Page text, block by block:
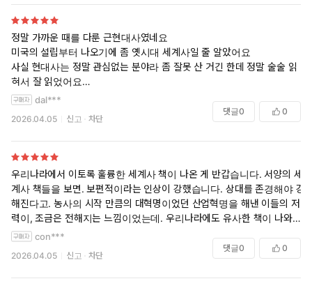
정말 가까운 때를 다룬 근현대사였네요
미국의 설립부터 나오기에 좀 옛시대 세계사일 줄 알았어요
사실 현대사는 정말 관심없는 분야라 좀 잘못 산 거긴 한데 정말 술술 읽
혀서 잘 읽었어요
강의처럼 설명하는 말투가 좋더라고요
근래처럼 전쟁이 터지고 주가에 물린 게 많아 세계 정황 기사를 봐도 이해
안 될 때가 많았는데 조금 이해할 수 있을 거 같아요
dal***
2026.04.05 신고 차단
댓글0 0
우리나라에서 이토록 훌륭한 세계사 책이 나온 게 반갑습니다. 서양의 세
계사 책들을 보면. 보편적이라는 인상이 강했습니다. 상대를 존경해야 강
해진다고. 농사의 시작 만큼의 대혁명이었던 산업혁명을 해낸 이들의 저
력이, 조금은 전해지는 느낌이었는데. 우리나라에도 유사한 책이 나와서.
정말 다행입니다. 서양의 세계사와. 우리 나라에서 쓴 세계사와 비교하는
것 만으로도 좋은 독서가 될 것 같습니다. 내용이 쉬워서 강하게 와 닿는
것도 엄청난 장점이고요.
예를 들어 이 책은 지리를 가정 먼저 서술했는데 산업혁명 후 생긴 것 중
con***
2026.04.05 신고 차단
댓글0 0